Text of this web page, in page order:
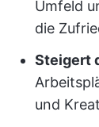
Umfeld
die
Steigert
und